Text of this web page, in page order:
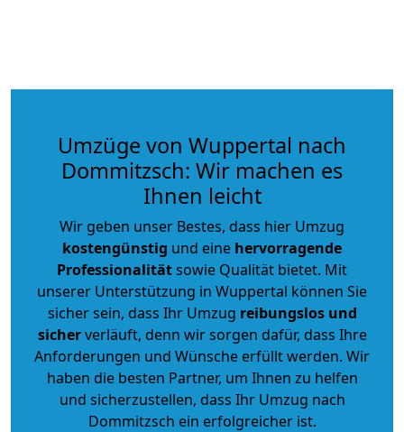
Umzüge von Wuppertal nach
Dommitzsch: Wir machen es
Ihnen leicht
Wir geben unser Bestes, dass hier Umzug
kostengünstig und eine hervorragende
Professionalitätsowie Qualität bietet. Mit
unserer Unterstützung in Wuppertal können Sie
sicher sein, dass Ihr Umzug reibungslos und
sicherverläuft, denn wir sorgen dafür, dass Ihre
Anforderungen und Wünsche erfüllt werden. Wir
haben die besten Partner, um Ihnen zu helfen
und sicherzustellen, dass Ihr Umzug nach
Dommitzsch ein erfolgreicher ist.